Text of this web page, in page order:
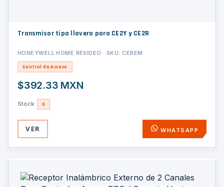
Transmisor tipo llavero para CE2Y y CE2R
HONEYWELL HOME RESIDEO · SKU: CEREM
Control de Acceso
$392.33 MXN
Stock: 0
VER WHATSAPP